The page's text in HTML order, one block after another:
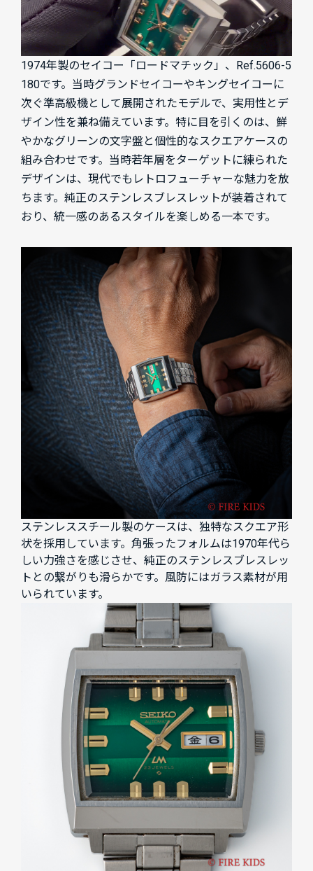
1974年製のセイコー「ロードマチック」、Ref.5606-5
180です。当時グランドセイコーやキングセイコーに
次ぐ準高級機として展開されたモデルで、実用性とデ
ザイン性を兼ね備えています。特に目を引くのは、鮮
やかなグリーンの文字盤と個性的なスクエアケースの
組み合わせです。当時若年層をターゲットに練られた
デザインは、現代でもレトロフューチャーな魅力を放
ちます。純正のステンレスブレスレットが装着されて
おり、統一感のあるスタイルを楽しめる一本です。
ステンレススチール製のケースは、独特なスクエア形
状を採用しています。角張ったフォルムは1970年代ら
しい力強さを感じさせ、純正のステンレスブレスレッ
トとの繋がりも滑らかです。風防にはガラス素材が用
いられています。